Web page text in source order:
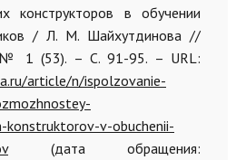
конструкторов в обучении
/ Л. М. Шайхутдинова //
1 (53). – С. 91-95. – URL:
article/n/ispolzovanie-
konstruktorov-v-obuchenii-
(дата обращения: